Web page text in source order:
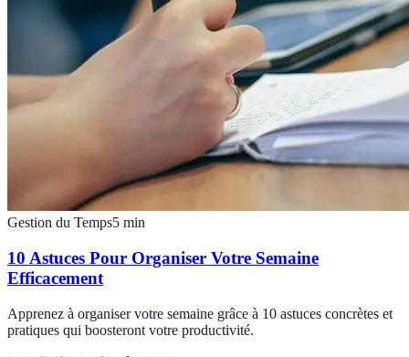
Gestion du Temps5 min
10 Astuces Pour Organiser Votre Semaine
Efficacement
Apprenez à organiser votre semaine grâce à 10 astuces concrètes et
pratiques qui boosteront votre productivité.